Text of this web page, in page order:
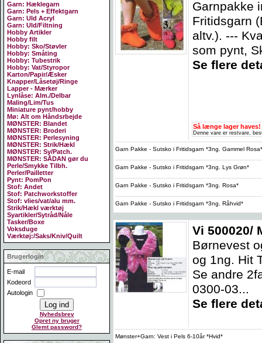
Garn: Hæklegarn
Garn: Pels + Effektgarn
Garn: Uld Acryl
Garn: Uld/Filtning
Hobby Artikler
Hobby filt
Hobby: Sko/Støvler
Hobby: Småting
Hobby: Tubestrik
Hobby: Vat/Styropor
Karton/Papir/Æsker
Knapper/Låsetøj/Ringe
Lapper - Mærker
Lynlåse: Alm./Delbar
Maling/Lim/Tus
Miniature pynt/hobby
Mø: Alt om Håndsrbejde
MØNSTER: Blandet
MØNSTER: Broderi
MØNSTER: Perlesyning
MØNSTER: Strik/Hækl
MØNSTER: Sy/Patch.
MØNSTER: SÅDAN gør du
Perle/Smykke Tilbh.
Perler/Pailletter
Pynt: PomPon
Stof: Andet
Stof: Patchworkstoffer
Stof: vlies/vat/alu mm.
Strik/Hækl værktøj
Syartikler/Sytråd/Nåle
Tasker/Boxe
Voksduge
Værktøj:/Saks/Kniv/Quilt
Brugerlogin
E-mail
Kodeord
Autologin
Nyhedsbrev
Opret ny bruger
Glemt password?
Garnpakke
Fritidsgarn
altv.). ---
som pynt,
Se flere
Så længe lager haves!
Denne vare er restvare,
Garn Pakke - Sutsko i Fritidsgarn *3ng. Gammel Rosa*
Garn Pakke - Sutsko i Fritidsgarn *3ng. Lys Grøn*
Garn Pakke - Sutsko i Fritidsgarn *3ng. Rosa*
Garn Pakke - Sutsko i Fritidsgarn *3ng. Råhvid*
Vi 500020/
Børnevest
og 1ng. Hit
Se andre
0300-03...
Se flere
Mønster+Garn: Vest i Pels 6-10år *Hvid*